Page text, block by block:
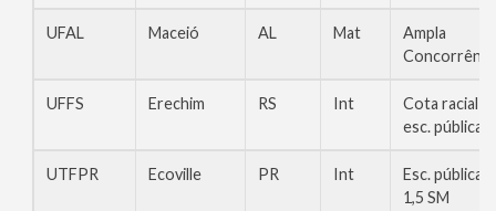
UFAL Maceió AL Mat
Ampla
UFFS Erechim RS Int
Cota racial
esc. pública
UTFPR Ecoville PR Int
Esc. pública,
1,5 SM